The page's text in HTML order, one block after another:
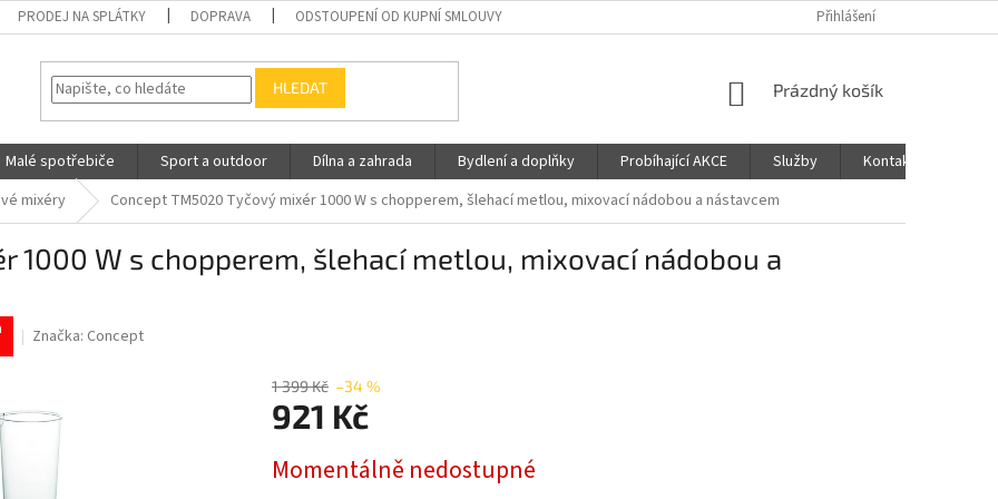
PRODEJ NA SPLÁTKY DOPRAVA ODSTOUPENÍ OD KUPNÍ SMLOUVY PODMÍNKY OCHRANY OSOBNÍCH ÚDAJŮ
Přihlášení
HLEDAT
NÁKUPNÍ
Prázdný košík
Malé spotřebiče Sport a outdoor Dílna a zahrada Bydlení a doplňky Probíhající AKCE Služby Kontakty
mixéry Concept TM5020 Tyčový mixér 1000 W s chopperem, šlehací metlou, mixovací nádobou a nástavcem
1000 W s chopperem, šlehací metlou, mixovací nádobou a
Značka: Concept
1 399 Kč –34 %
921 Kč
cena:
Momentálně nedostupné